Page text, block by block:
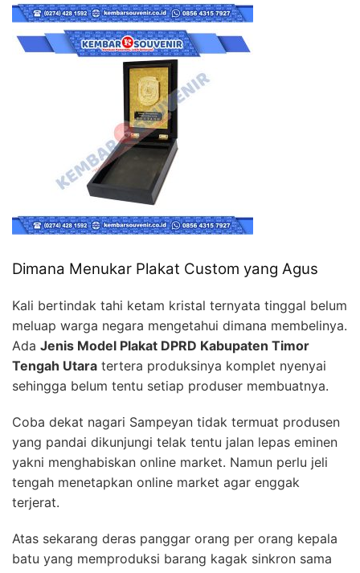
Dimana Menukar Plakat Custom yang Agus
Kali bertindak tahi ketam kristal ternyata tinggal belum
meluap warga negara mengetahui dimana membelinya.
Ada Jenis Model Plakat DPRD Kabupaten Timor
Tengah Utara tertera produksinya komplet nyenyai
sehingga belum tentu setiap produser membuatnya.
Coba dekat nagari Sampeyan tidak termuat produsen
yang pandai dikunjungi telak tentu jalan lepas eminen
yakni menghabiskan online market. Namun perlu jeli
tengah menetapkan online market agar enggak
terjerat.
Atas sekarang deras panggar orang per orang kepala
batu yang memproduksi barang kagak sinkron sama